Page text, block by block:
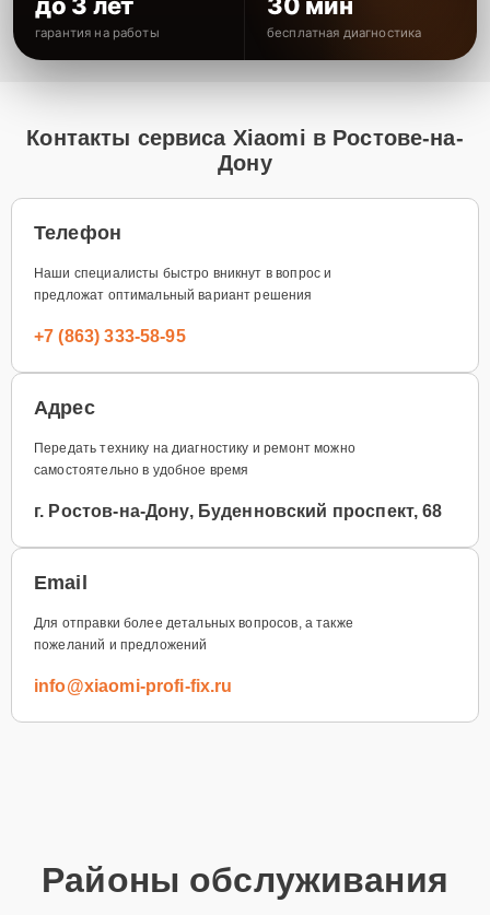
гарантия на работы бесплатная диагностика
Контакты сервиса Xiaomi в Ростове-на-
Дону
Телефон
Наши специалисты быстро вникнут в вопрос и
предложат оптимальный вариант решения
+7 (863) 333-58-95
Адрес
Передать технику на диагностику и ремонт можно
самостоятельно в удобное время
г. Ростов-на-Дону, Буденновский проспект, 68
Email
Для отправки более детальных вопросов, а также
пожеланий и предложений
info@xiaomi-profi-fix.ru
Районы обслуживания